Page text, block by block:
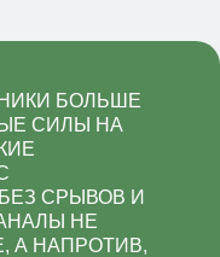
БОЛЬШЕ
СИЛЫ НА
СРЫВОВ И
НЕ
А НАПРОТИВ,